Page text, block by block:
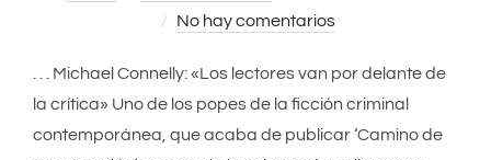
el
No hay comentarios
. . . Michael Connelly: «Los lectores van por delante de
la crítica» Uno de los popes de la ficción criminal
contemporánea, que acaba de publicar ‘Camino de